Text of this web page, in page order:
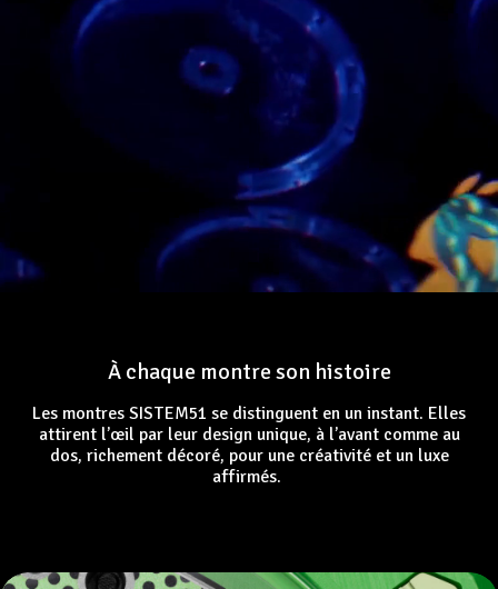
À chaque montre son histoire
Les montres SISTEM51 se distinguent en un instant. Elles
attirent l’œil par leur design unique, à l’avant comme au
dos, richement décoré, pour une créativité et un luxe
affirmés.